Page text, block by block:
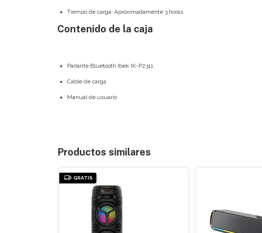
Tiempo de carga: Aproximadamente 3 horas
Contenido de la caja
Parlante Bluetooth Ibek IK-P2311
Cable de carga
Manual de usuario
Productos similares
GRATIS